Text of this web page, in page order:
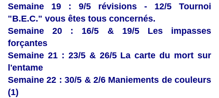
Semaine 19 : 9/5 révisions - 12/5 Tournoi
"B.E.C." vous êtes tous concernés.
Semaine 20 : 16/5 & 19/5 Les impasses
forçantes
Semaine 21 : 23/5 & 26/5 La carte du mort sur
l'entame
Semaine 22 : 30/5 & 2/6 Maniements de couleurs
(1)